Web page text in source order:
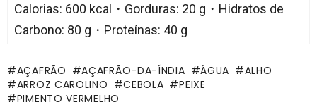
Calorias: 600 kcal・Gorduras: 20 g・Hidratos de
Carbono: 80 g・Proteínas: 40 g
AÇAFRÃO AÇAFRÃO-DA-ÍNDIA ÁGUA
ALHO
ARROZ CAROLINO
CEBOLA
PEIXE
PIMENTO VERMELHO